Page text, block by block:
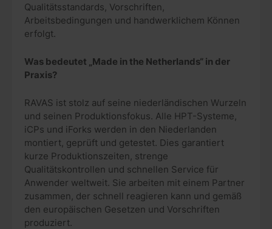
Qualitätsstandards, Vorschriften,
Arbeitsbedingungen und handwerklichem Können
erfolgt.
Was bedeutet „Made in the Netherlands“ in der
Praxis?
RAVAS ist stolz auf seine niederländischen Wurzeln
und seinen Produktionsfokus. Alle HPT-Systeme,
iCPs und iForks werden in den Niederlanden
montiert, geprüft und getestet. Dies garantiert
kurze Produktionszeiten, strenge
Qualitätskontrollen und schnellen Service für
Anwender weltweit. Sie arbeiten mit einem Partner
zusammen, der schnell reagieren kann und gemäß
den europäischen Gesetzen und Vorschriften
produziert.